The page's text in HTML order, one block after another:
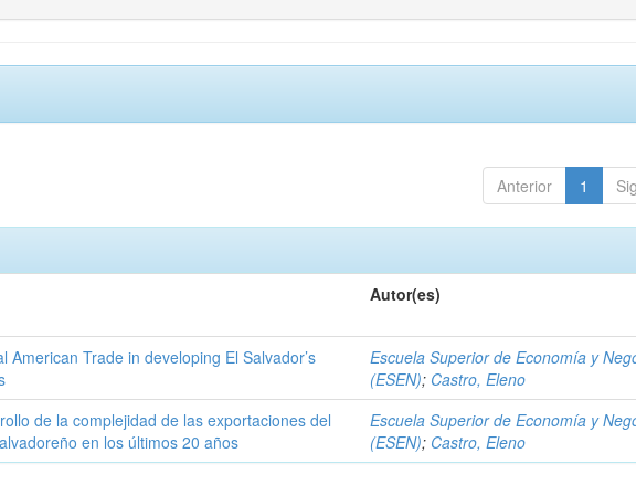
Anterior 1
Autor(es)
American Trade in developing El Salvador’s
Escuela Superior de Economía y
(ESEN); Castro, Eleno
de la complejidad de las exportaciones del
en los últimos 20 años
Escuela Superior de Economía y
(ESEN); Castro, Eleno